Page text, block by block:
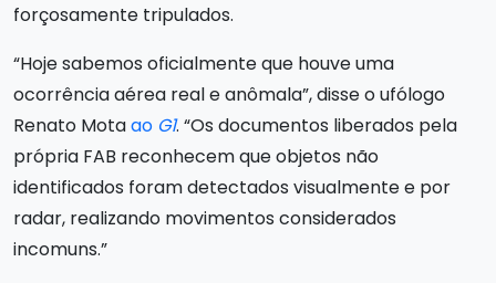
forçosamente tripulados.
“Hoje sabemos oficialmente que houve uma
ocorrência aérea real e anômala”, disse o ufólogo
Renato Motaao G1. “Os documentos liberados pela
própria FAB reconhecem que objetos não
identificados foram detectados visualmente e por
radar, realizando movimentos considerados
incomuns.”